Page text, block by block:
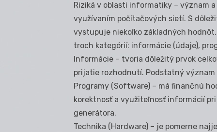
Riziká v oblasti informatiky – význam
využívaním počítačových sietí. S
vystupuje niekoľko základných
troch kategórií: informácie (údaje),
Informácie – tvoria dôležitý prvok
prijatie rozhodnutí. Podstatný
Programy (Software) – má finančnú
korektnosť a využiteľnosť informácií
generátora.
Technika (Hardware) – je pomerne